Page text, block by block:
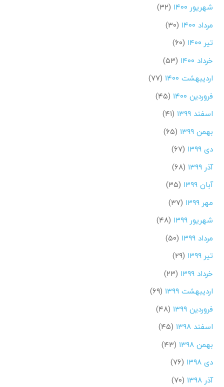
شهریور ۱۴۰۰
(۳۲)
مرداد ۱۴۰۰
(۳۰)
تیر ۱۴۰۰
(۶۰)
خرداد ۱۴۰۰
(۵۳)
اردیبهشت ۱۴۰۰
(۷۷)
فروردین ۱۴۰۰
(۴۵)
اسفند ۱۳۹۹
(۴۱)
بهمن ۱۳۹۹
(۶۵)
دی ۱۳۹۹
(۶۷)
آذر ۱۳۹۹
(۶۸)
آبان ۱۳۹۹
(۳۵)
مهر ۱۳۹۹
(۳۷)
شهریور ۱۳۹۹
(۴۸)
مرداد ۱۳۹۹
(۵۰)
تیر ۱۳۹۹
(۲۹)
خرداد ۱۳۹۹
(۲۳)
اردیبهشت ۱۳۹۹
(۶۹)
فروردین ۱۳۹۹
(۴۸)
اسفند ۱۳۹۸
(۴۵)
بهمن ۱۳۹۸
(۴۳)
دی ۱۳۹۸
(۷۶)
آذر ۱۳۹۸
(۷۰)